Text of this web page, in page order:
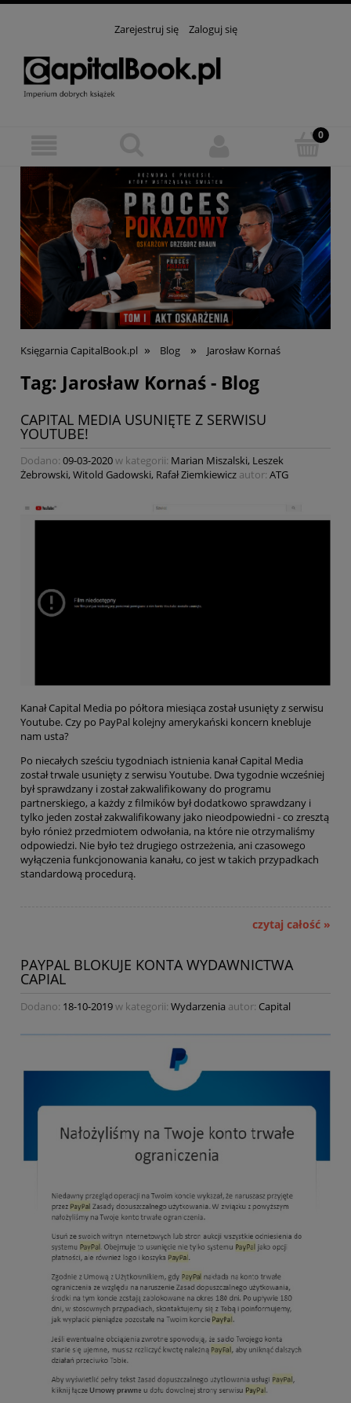
Zarejestruj się Zaloguj się
Księgarnia CapitalBook.pl » Blog » Jarosław Kornaś
Tag: Jarosław Kornaś - Blog
CAPITAL MEDIA USUNIĘTE Z SERWISU
YOUTUBE!
Dodano: 09-03-2020w kategorii: Marian Miszalski, Leszek
Żebrowski, Witold Gadowski, Rafał Ziemkiewicz autor: ATG
Kanał Capital Media po półtora miesiąca został usunięty z serwisu
Youtube. Czy po PayPal kolejny amerykański koncern knebluje
nam usta?
Po niecałych sześciu tygodniach istnienia kanał Capital Media
został trwale usunięty z serwisu Youtube. Dwa tygodnie wcześniej
był sprawdzany i został zakwalifikowany do programu
partnerskiego, a każdy z filmików był dodatkowo sprawdzany i
tylko jeden został zakwalifikowany jako nieodpowiedni - co zresztą
było rónież przedmiotem odwołania, na które nie otrzymaliśmy
odpowiedzi. Nie było też drugiego ostrzeżenia, ani czasowego
wyłączenia funkcjonowania kanału, co jest w takich przypadkach
standardową procedurą.
czytaj całość »
PAYPAL BLOKUJE KONTA WYDAWNICTWA
CAPIAL
Dodano: 18-10-2019w kategorii: Wydarzenia autor: Capital